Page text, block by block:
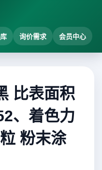
询价需求 会员中心
比表面积
、着色力
粉末涂